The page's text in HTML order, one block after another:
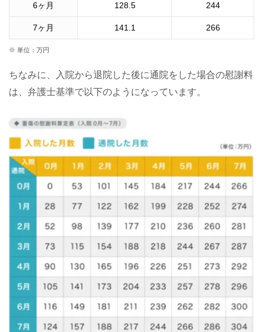
6ヶ月 128.5 244
7ヶ月 141.1 266
※ 単位：万円
ちなみに、入院から退院した後に通院をした場合の慰謝料
は、弁護士基準で以下のようになっています。